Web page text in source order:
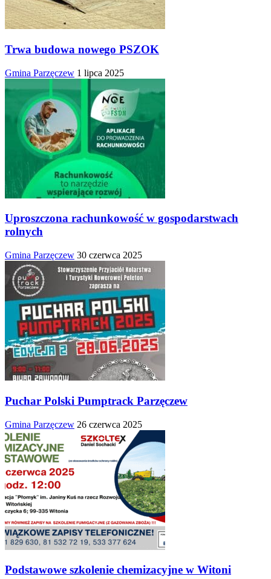
Trwa budowa nowego PSZOK
Gmina Parzęczew 1 lipca 2025
Uproszczona rachunkowość w gospodarstwach
rolnych
Gmina Parzęczew 30 czerwca 2025
Puchar Polski Pumptrack Parzęczew
Gmina Parzęczew 26 czerwca 2025
Podstawowe szkolenie chemizacyjne w Witoni